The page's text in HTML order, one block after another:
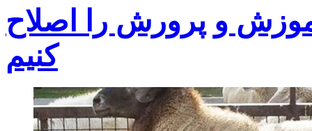
و پرورش را اصلاح
کنیم